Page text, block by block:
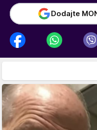
Dodajte